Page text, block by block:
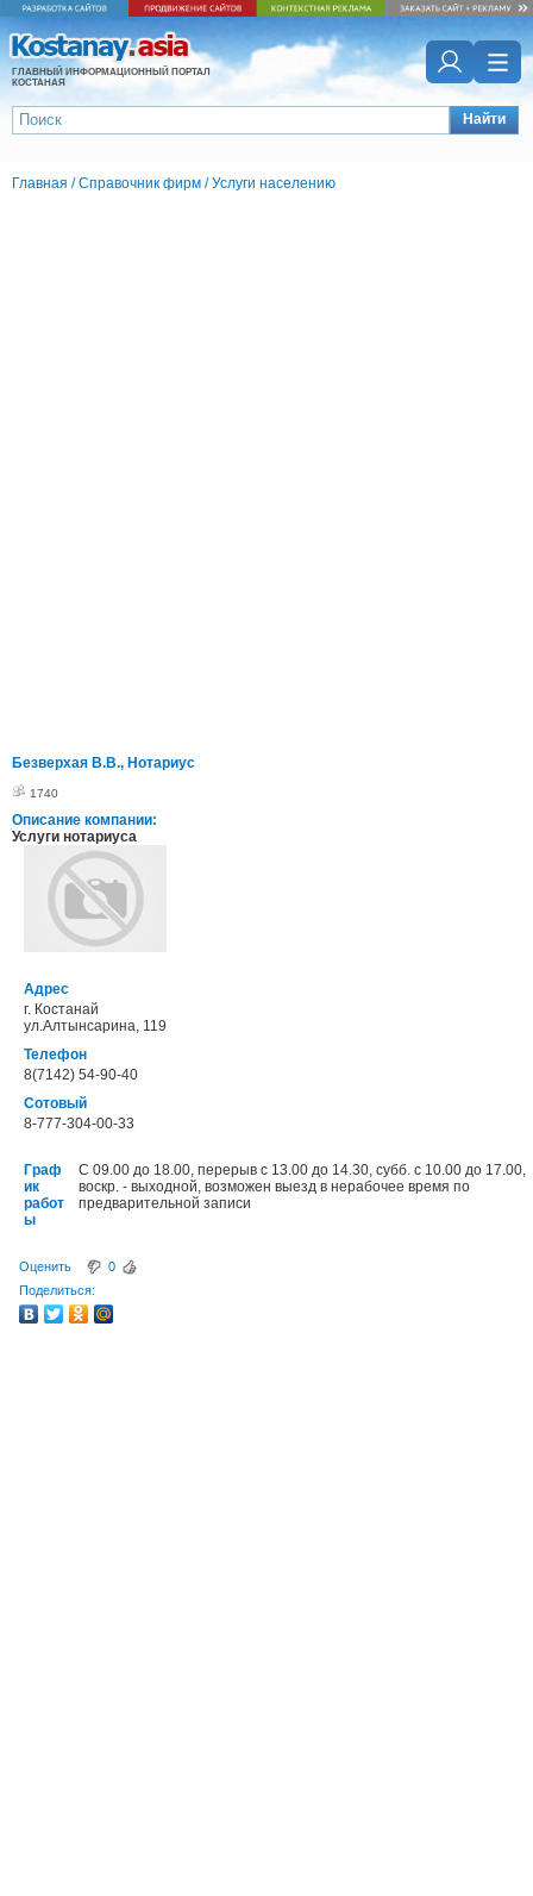
ГЛАВНЫЙ ИНФОРМАЦИОННЫЙ ПОРТАЛ
КОСТАНАЯ
Найти
Главная /Справочник фирм /Услуги населению
Безверхая В.В., Нотариус
1740
Описание компании:
Услуги нотариуса
Адрес
г. Костанай
ул.Алтынсарина, 119
Телефон
8(7142) 54-90-40
Сотовый
8-777-304-00-33
Граф
ик
работ
ы
С 09.00 до 18.00, перерыв с 13.00 до 14.30, субб. с 10.00 до 17.00,
воскр. - выходной, возможен выезд в нерабочее время по
предварительной записи
Оценить
0
Поделиться: